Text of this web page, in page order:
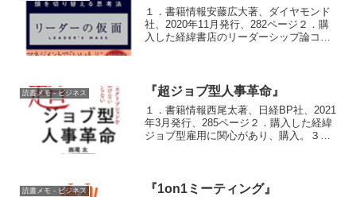
１．書籍情報安藤広大著、ダイヤモンド
社、2020年11月発行、282ページ２．購
入した経緯書店のリーダーシップ論コー
を画した、ある意...
読書メモ - ビジネス 『超ジョブ型人事革命』
１．書籍情報西尾太著、日経BP社、2021
年3月発行、285ページ２．購入した経緯
ジョブ型雇用に関心があり、購入。３．
遍的なものとし...
読書メモ - ビジネス 『1on1ミーティング』